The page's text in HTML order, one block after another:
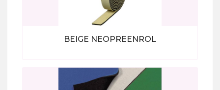
BEIGE NEOPREENROL
Bekijk alle producten